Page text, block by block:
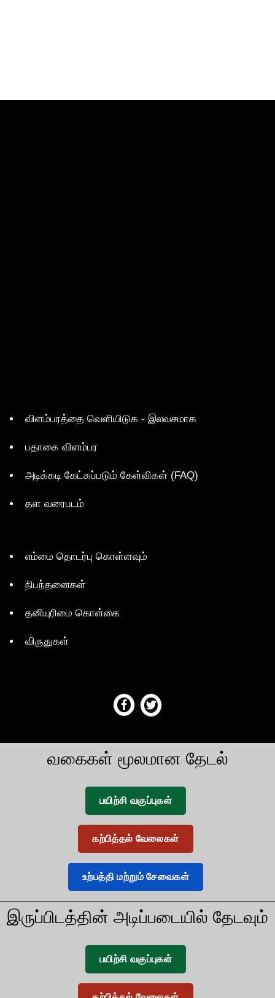
விளம்பரத்தை வெளியிடுக - இலவசமாக
பதாகை விளம்பர
அடிக்கடி கேட்கப்படும் கேள்விகள் (FAQ)
தள வரைபடம்
எம்மை தொடர்பு கொள்ளவும்
நிபந்தனைகள்
தனியுரிமை கொள்கை
விருதுகள்
வகைகள் மூலமான தேடல்
பயிற்சி வகுப்புகள்
கற்பித்தல் வேலைகள்
உற்பத்தி மற்றும் சேவைகள்
இருப்பிடத்தின் அடிப்படையில் தேடவும்
பயிற்சி வகுப்புகள்